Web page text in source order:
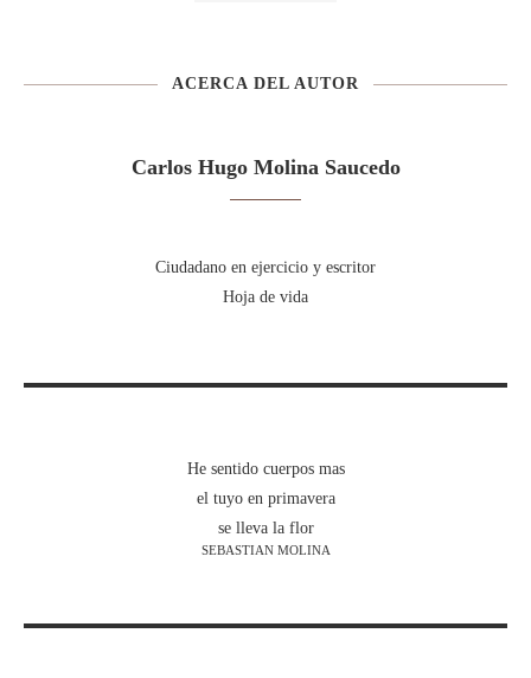
ACERCA DEL AUTOR
Carlos Hugo Molina Saucedo
Ciudadano en ejercicio y escritor
Hoja de vida
He sentido cuerpos mas
el tuyo en primavera
se lleva la flor
SEBASTIAN MOLINA